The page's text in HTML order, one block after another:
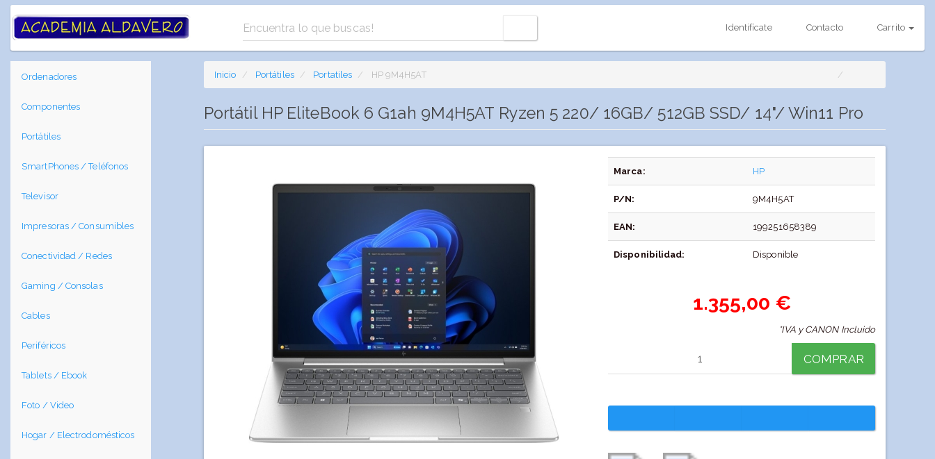
Identifícate Contacto Carrito
Ordenadores
Componentes
Portátiles
SmartPhones / Teléfonos
Televisor
Impresoras / Consumibles
Conectividad / Redes
Gaming / Consolas
Cables
Periféricos
Tablets / Ebook
Foto / Video
Hogar / Electrodomésticos
Inicio Portátiles Portatiles HP 9M4H5AT
Portátil HP EliteBook 6 G1ah 9M4H5AT Ryzen 5 220/ 16GB/ 512GB SSD/ 14"/ Win11 Pro
Marca: HP
P/N: 9M4H5AT
EAN: 199251658389
Disponibilidad: Disponible
1.355,00 €
*IVA y CANON Incluido
COMPRAR